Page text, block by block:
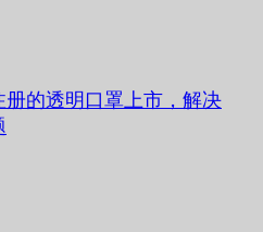
的透明口罩上市，解决